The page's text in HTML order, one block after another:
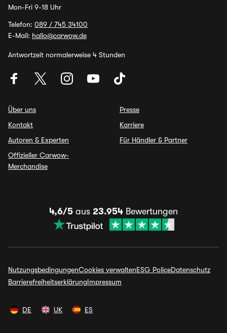
Mon-Fri 9-18 Uhr
Telefon: 089 / 745 34100
E-Mail: hallo@carwow.de
Antwortzeit normalerweise 4 Stunden
Über uns
Kontakt
Autoren & Experten
Offizieller Carwow-
Merchandise
Presse
Karriere
Für Händler & Partner
4,6/5 aus 23.954 Bewertungen
NutzungsbedingungenCookies verwaltenESG PoliceDatenschutz
BarrierefreiheitserklärungImpressum
DE UK ES